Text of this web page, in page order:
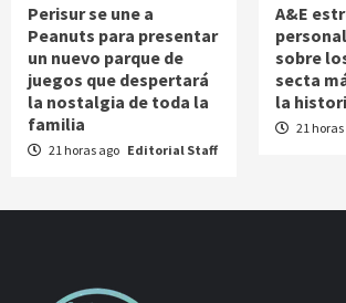
Perisur se une a
Peanuts para presentar
un nuevo parque de
juegos que despertará
la nostalgia de toda la
familia
21 horas ago Editorial Staff
A&E
sobre
secta
la
21